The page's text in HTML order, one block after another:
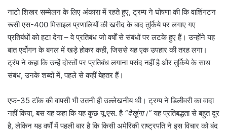
नाटो शिखर सम्मेलन के लिए अंकारा में रहते हुए, ट्रम्प ने घोषणा की कि वाशिंगटन
रूसी एस-400 मिसाइल प्रणालियों की खरीद के बाद तुर्किये पर लगाए गए
प्रतिबंधों को हटा देगा – वे प्रतिबंध जो वर्षों से संबंधों पर लटके हुए हैं। उन्होंने यह
बात एर्दोगन के बगल में खड़े होकर कही, जिससे यह एक उपहार की तरह लगा।
ट्रंप ने कहा कि उन्हें दोस्तों पर प्रतिबंध लगाना पसंद नहीं है और तुर्किये के साथ
संबंध, उनके शब्दों में, पहले से कहीं बेहतर हैं।
एफ-35 टॉक की वापसी भी उतनी ही उल्लेखनीय थी। ट्रम्प ने डिलीवरी का वादा
नहीं किया, बस यह कहा कि यह कुछ यू.एस. है “देखूंगा।”यह प्रतिबद्धता से बहुत दूर
है, लेकिन यह वर्षों में पहली बार है कि किसी अमेरिकी राष्ट्रपति ने इस विचार को बंद